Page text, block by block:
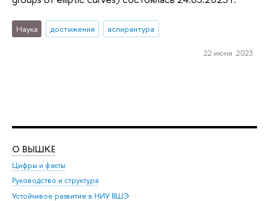
Наука достижения аспирантура
22 июня 2023
О ВЫШКЕ
Цифры и факты
Руководство и структура
Устойчивое развитие в НИУ ВШЭ